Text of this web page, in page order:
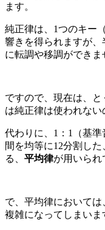
ます。
純正律は、 1つのキー
響きを得られますが
に転調や移調ができま
ですので、現在は、
は純正律は使われない
代わりに、 1 ： 1 （基
間を均等に12分割した
る、 平均律が用いられ
で、平均律において
複雑になってしまいま